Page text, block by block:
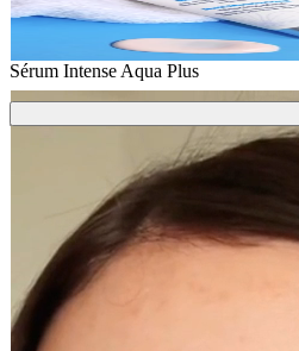
Sérum Intense Aqua Plus
Livraison
Offerte dès 39€ d'achat